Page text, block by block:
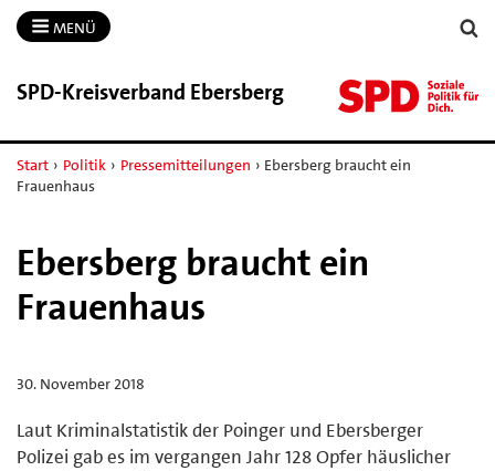
MENÜ
SPD-​Kreisverband Ebersberg
Start › Politik › Pressemitteilungen › Ebersberg braucht ein
Frauenhaus
Ebersberg braucht ein
Frauenhaus
30. November 2018
Laut Kriminalstatistik der Poinger und Ebersberger
Polizei gab es im vergangen Jahr 128 Opfer häuslicher